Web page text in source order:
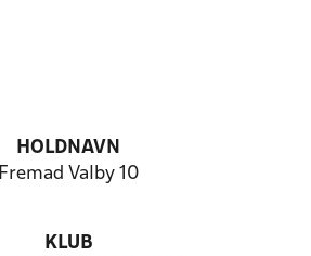
HOLDNAVN
Fremad Valby 10
KLUB